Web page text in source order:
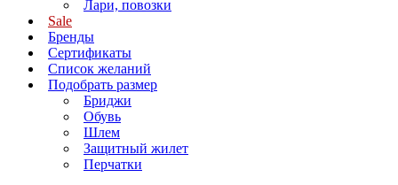
Лари, повозки
Sale
Бренды
Сертификаты
Список желаний
Подобрать размер
Бриджи
Обувь
Шлем
Защитный жилет
Перчатки